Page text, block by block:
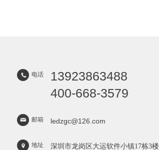
电话
13923863488
400-668-3579
邮箱 ledzgc@126.com
地址 深圳市龙岗区大运软件小镇17栋3楼